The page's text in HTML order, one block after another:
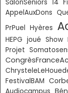
SalonSeniors 14
AppelAuxDons
PrPuel Hyères
HEPG joué Show
Projet
FestivalBAM
Audiocampus